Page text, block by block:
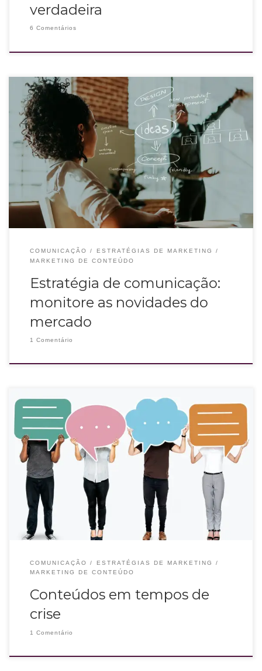
verdadeira
6 Comentários
Você monitora o marketing e a comunicação do mercado e de outras
marcas? Descobrir o que está acontecendo de novidades permite que você
tenha ideias para criar conteúdos que respondam às necessidades e desejos
da sua persona. Por isso ter uma estratégia de comunicação é fundamental
para a sua marca.
COMUNICAÇÃO
ESTRATÉGIAS DE MARKETING
MARKETING DE CONTEÚDO
Estratégia de comunicação:
monitore as novidades do
mercado
1 Comentário
Você já deve saber que produzir conteúdos neste momento de isolamento é
primordial para que sua marca não caia no esquecimento e você continue
ativa no digital. Como você está produzindo seus conteúdos em tempos de
crise? Além disso, escrever textos relevantes para o seu público é uma
estratégia digital
COMUNICAÇÃO
ESTRATÉGIAS DE MARKETING
MARKETING DE CONTEÚDO
Conteúdos em tempos de
crise
1 Comentário